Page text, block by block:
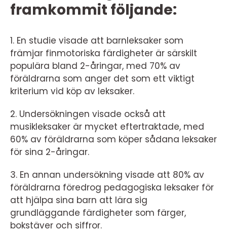
framkommit följande:
1. En studie visade att barnleksaker som
främjar finmotoriska färdigheter är särskilt
populära bland 2-åringar, med 70% av
föräldrarna som anger det som ett viktigt
kriterium vid köp av leksaker.
2. Undersökningen visade också att
musikleksaker är mycket eftertraktade, med
60% av föräldrarna som köper sådana leksaker
för sina 2-åringar.
3. En annan undersökning visade att 80% av
föräldrarna föredrog pedagogiska leksaker för
att hjälpa sina barn att lära sig
grundläggande färdigheter som färger,
bokstäver och siffror.